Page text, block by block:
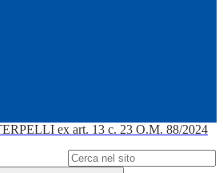
ex art. 13 c. 23 O.M. 88/2024